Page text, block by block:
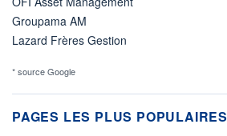
Groupama AM
Lazard Frères Gestion
* source Google
PAGES LES PLUS POPULAIRES